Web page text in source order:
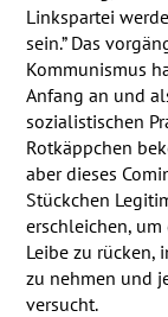
Linkspartei
sein.” Das
Kommunismus
Anfang an und
sozialistischen
Rotkäppchen
aber dieses
Stückchen
erschleichen,
Leibe zu rücken,
zu nehmen und
versucht.